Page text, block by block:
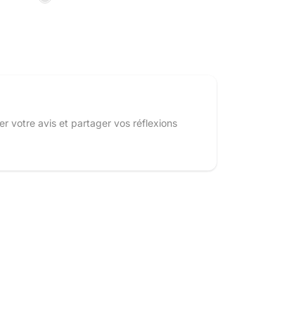
votre avis et partager vos réflexions